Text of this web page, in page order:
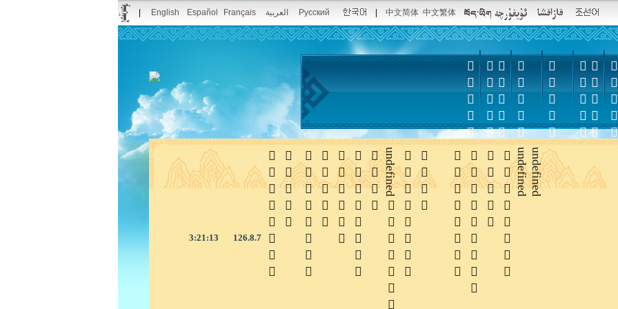
English Español Français العربية Pусский 中文简体 中文繁体

 
  
3:21:14 126.8.7

 

undefined




 undefined
undefined



